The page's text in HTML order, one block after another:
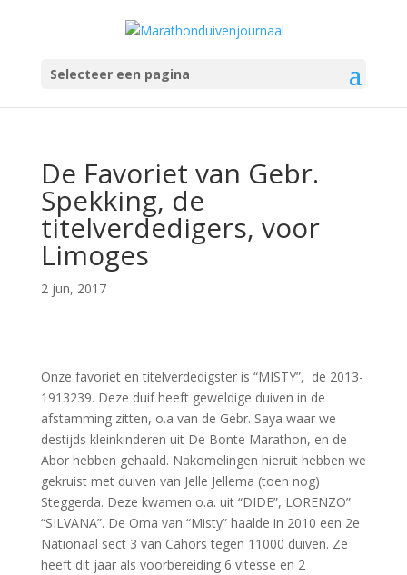
Selecteer een pagina
De Favoriet van Gebr.
Spekking, de
titelverdedigers, voor
Limoges
2 jun, 2017
Onze favoriet en titelverdedigster is “MISTY”, de 2013-
1913239. Deze duif heeft geweldige duiven in de
afstamming zitten, o.a van de Gebr. Saya waar we
destijds kleinkinderen uit De Bonte Marathon, en de
Abor hebben gehaald. Nakomelingen hieruit hebben we
gekruist met duiven van Jelle Jellema (toen nog)
Steggerda. Deze kwamen o.a. uit “DIDE”, LORENZO”
“SILVANA”. De Oma van “Misty” haalde in 2010 een 2e
Nationaal sect 3 van Cahors tegen 11000 duiven. Ze
heeft dit jaar als voorbereiding 6 vitesse en 2